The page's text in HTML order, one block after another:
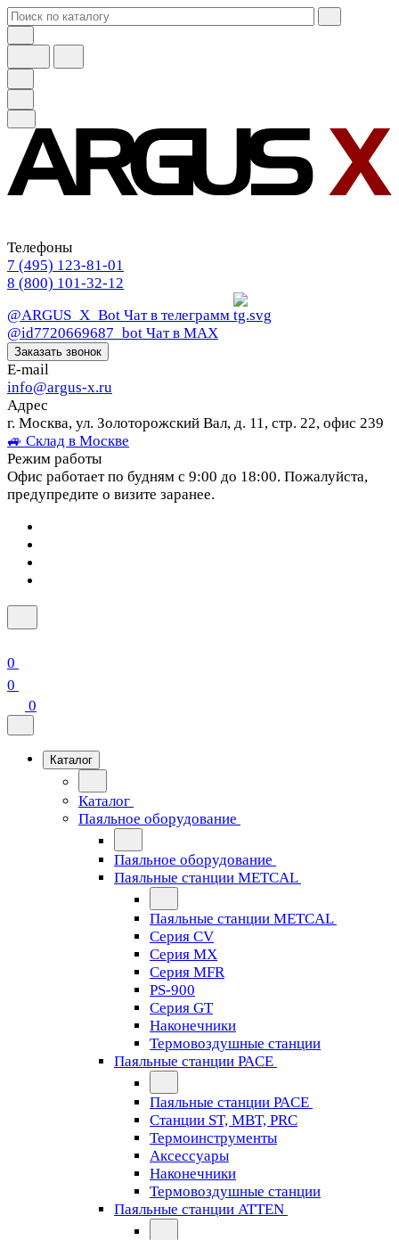
Телефоны
7 (495) 123-81-01
8 (800) 101-32-12
@ARGUS_X_Bot Чат в телеграмм
@id7720669687_bot Чат в МАХ
Заказать звонок
E-mail
info@argus-x.ru
Адрес
г. Москва, ул. Золоторожский Вал, д. 11, стр. 22, офис 239
🚙 Склад в Москве
Режим работы
Офис работает по будням с 9:00 до 18:00. Пожалуйста,
предупредите о визите заранее.
0
0
0
Каталог
Каталог
Паяльное оборудование
Паяльное оборудование
Паяльные станции METCAL
Паяльные станции METCAL
Серия CV
Серия MX
Серия MFR
PS-900
Серия GT
Наконечники
Термовоздушные станции
Паяльные станции PACE
Паяльные станции PACE
Станции ST, MBT, PRC
Термоинструменты
Аксессуары
Наконечники
Термовоздушные станции
Паяльные станции ATTEN